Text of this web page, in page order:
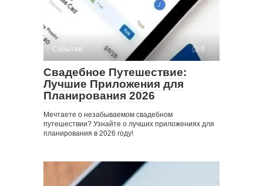
Событие 0
Свадебное Путешествие:
Лучшие Приложения для
Планирования 2026
Мечтаете о незабываемом свадебном
путешествии? Узнайте о лучших приложениях для
планирования в 2026 году!